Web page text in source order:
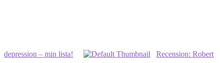
depression – min lista! Recension: Robert